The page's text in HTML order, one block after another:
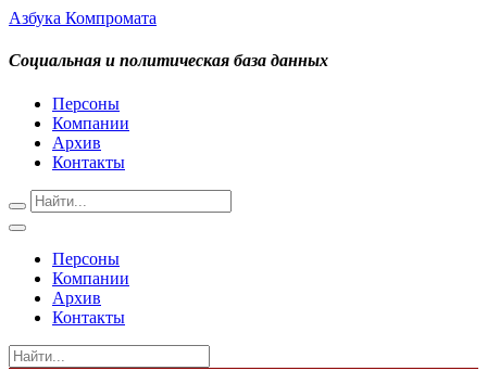
Азбука Компромата
Социальная и политическая база данных
Персоны
Компании
Архив
Контакты
Персоны
Компании
Архив
Контакты